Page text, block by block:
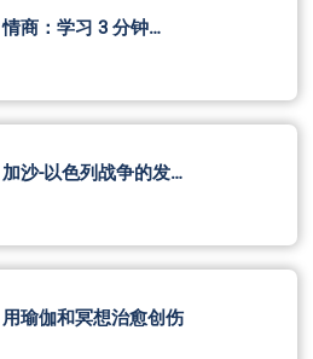
情商：学习 3 分钟…
加沙-以色列战争的发…
用瑜伽和冥想治愈创伤